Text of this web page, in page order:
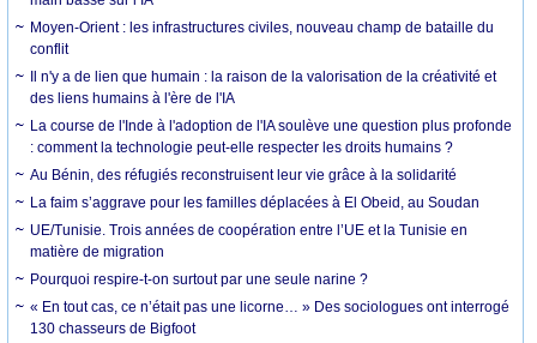
Moyen-Orient : les infrastructures civiles, nouveau champ de bataille du
conflit
Il n'y a de lien que humain : la raison de la valorisation de la créativité et
des liens humains à l'ère de l'IA
La course de l'Inde à l'adoption de l'IA soulève une question plus profonde
: comment la technologie peut-elle respecter les droits humains ?
Au Bénin, des réfugiés reconstruisent leur vie grâce à la solidarité
La faim s’aggrave pour les familles déplacées à El Obeid, au Soudan
UE/Tunisie. Trois années de coopération entre l’UE et la Tunisie en
matière de migration
Pourquoi respire-t-on surtout par une seule narine ?
« En tout cas, ce n’était pas une licorne… » Des sociologues ont interrogé
130 chasseurs de Bigfoot